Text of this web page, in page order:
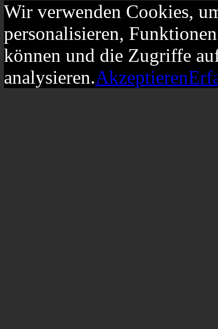
Wir verwenden Cookies,
personalisieren,
können und die Zugriffe
analysieren.Akzeptieren